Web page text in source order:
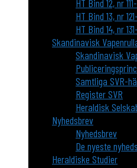
HT Bind 12, nr
HT Bind 13, nr
HT Bind 14, nr
Skandinavisk
Skandinavisk
Samtliga SVR-
Register SVR
Heraldisk
Nyhedsbrev
Nyhedsbrev
De nyeste
Heraldiske Studier